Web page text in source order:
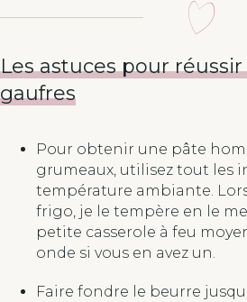
Les astuces pour
gaufres
Pour obtenir une pâte
grumeaux, utilisez tout les
température ambiante.
frigo, je le tempère en le
petite casserole à feu
onde si vous en avez un.
Faire fondre le beurre